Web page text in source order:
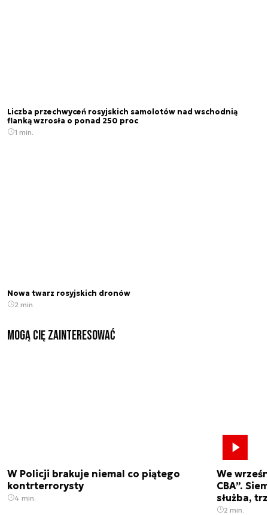
Liczba przechwyceń rosyjskich samolotów nad wschodnią
flanką wzrosła o ponad 250 proc
1 min.
Nowa twarz rosyjskich dronów
2 min.
Mogą Cię zainteresować
W Policji brakuje niemal co piątego
kontrterrorysty
4 min.
We
CBA”.
służba,
2 min.